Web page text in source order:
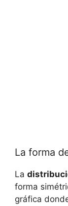
La forma
La
forma
gráfica